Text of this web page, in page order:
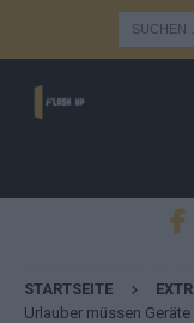
STARTSEITE
Urlauber müssen